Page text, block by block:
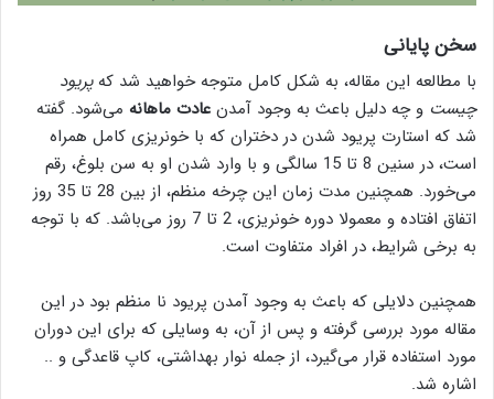
سخن پایانی
با مطالعه این مقاله، به شکل کامل متوجه خواهید شد کهپریود
چیست و چه دلیل باعث به وجود آمدن عادت ماهانه می‌شود. گفته
شد که استارت پریود شدن در دختران که با خونریزی کامل همراه
است، در سنین 8 تا 15 سالگی و با وارد شدن او به سن بلوغ، رقم
می‌خورد. همچنین مدت زمان این چرخه منظم، از بین 28 تا 35 روز
اتفاق افتاده و معمولا دوره خونریزی، 2 تا 7 روز می‌باشد. که با توجه
به برخی شرایط، در افراد متفاوت است.
همچنین دلایلی که باعث به وجود آمدن پریود نا منظم بود در این
مقاله مورد بررسی گرفته و پس از آن، به وسایلی که برای این دوران
مورد استفاده قرار می‌گیرد، از جمله نوار بهداشتی، کاپ قاعدگی و ..
اشاره شد.